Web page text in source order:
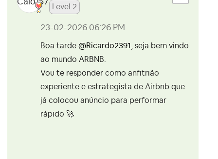
Level 2
‎23-02-2026 06:26 PM
Boa tarde @Ricardo2391
, seja bem vindo
ao mundo ARBNB.
Vou te responder como anfitrião
experiente e estrategista de Airbnb que
já colocou anúncio para performar
rápido 🚀